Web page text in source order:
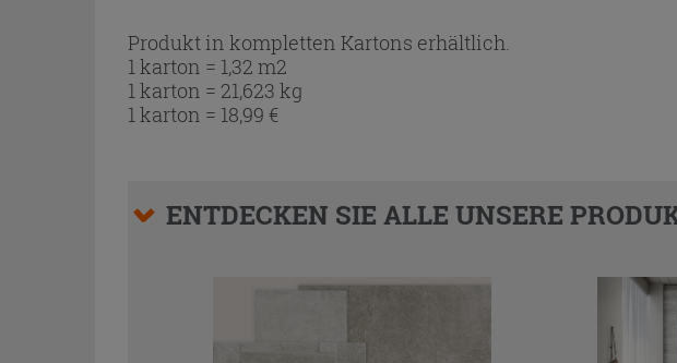
Produkt in kompletten Kartons erhältlich.
1 karton = 1,32 m2
1 karton = 21,623 kg
1 karton = 18,99 €
ENTDECKEN SIE ALLE UNSERE